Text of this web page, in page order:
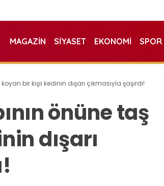
MAGAZIN SIYASET EKONOMI SPOR
bir kişii kedinin dışarı çıkmasıyla şaşırdı!
önüne taş
dışarı